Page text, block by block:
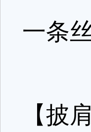
一条
【披